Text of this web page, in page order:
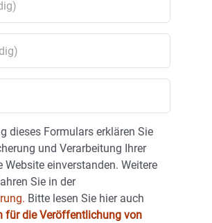
dieses Formulars erklären Sie
und Verarbeitung Ihrer
Website einverstanden. Weitere
Sie in der
Bitte lesen Sie hier auch
für die Veröffentlichung von